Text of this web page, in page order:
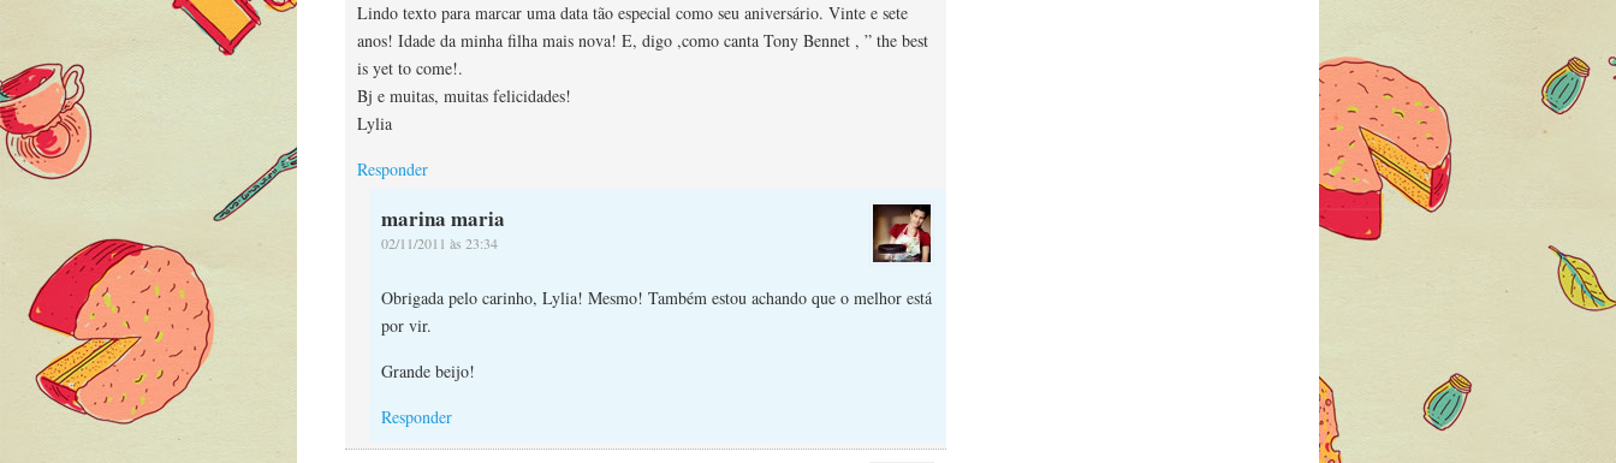
Lindo texto para marcar uma data tão especial como seu aniversário. Vinte e sete
anos! Idade da minha filha mais nova! E, digo ,como canta Tony Bennet , ” the best
is yet to come!.
Bj e muitas, muitas felicidades!
Lylia
Responder
marina maria
02/11/2011 às 23:34
Obrigada pelo carinho, Lylia! Mesmo! Também estou achando que o melhor está
por vir.
Grande beijo!
Responder